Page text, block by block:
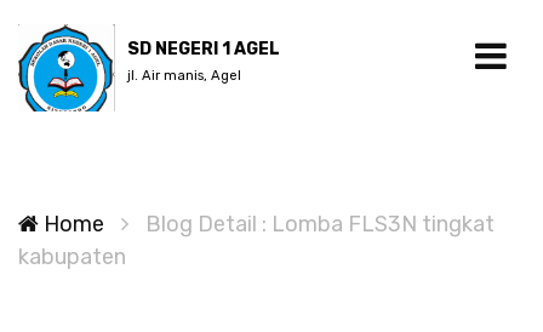
SD NEGERI 1 AGEL
jl. Air manis, Agel
Home
Blog Detail : Lomba FLS3N tingkat
kabupaten